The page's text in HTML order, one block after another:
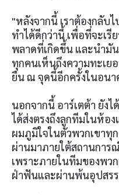
"หลังจากนี้ เราต้องกลับ
ทำได้ดีกว่านี้ เพื่อที่จะเรี
พลาดที่เกิดขึ้น และนำมั
ทุกคนเห็นถึงความทะเย
ยืน ณ จุดนี้อีกครั้งในอนา
นอกจากนี้ อาร์เตต้า ยัง
ได้ส่งตรงถึงลูกทีมในห้อ
ผมภูมิใจในตัวพวกเขาทุ
ผ่านมาภายใต้สถานกา
เพราะภายในทีมของพวก
ฝ่าฟันและผ่านพ้นอุปสรร